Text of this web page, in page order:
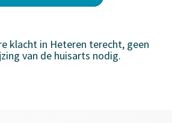
klacht in Heteren terecht, geen
van de huisarts nodig.